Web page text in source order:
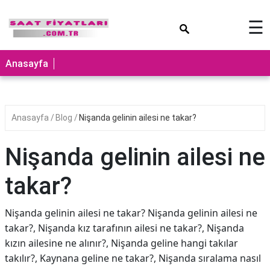
☰
Anasayfa
Anasayfa Blog Nişanda gelinin ailesi ne takar?
Nişanda gelinin ailesi ne
takar?
Nişanda gelinin ailesi ne takar? Nişanda gelinin ailesi ne
takar?, Nişanda kız tarafının ailesi ne takar?, Nişanda
kızın ailesine ne alınır?, Nişanda geline hangi takılar
takılır?, Kaynana geline ne takar?, Nişanda sıralama nasıl